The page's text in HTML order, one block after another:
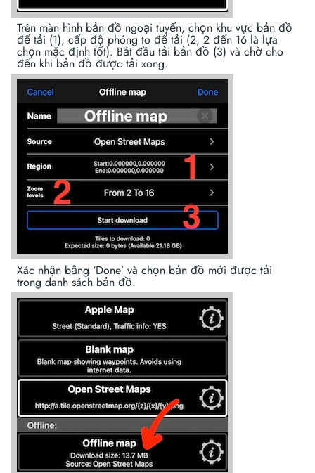
Trên màn hình bản đồ ngoại tuyến, chọn khu vực bản đồ
để tải (1), cấp độ phóng to để tải (2, 2 đến 16 là lựa
chọn mặc định tốt). Bắt đầu tải bản đồ (3) và chờ cho
đến khi bản đồ được tải xong.
Xác nhận bằng ‘Done’ và chọn bản đồ mới được tải
trong danh sách bản đồ.